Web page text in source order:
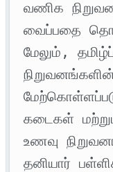
வணிக
வைப்பதை
மேலும்,
கடைகள்
உணவு
தனியார்